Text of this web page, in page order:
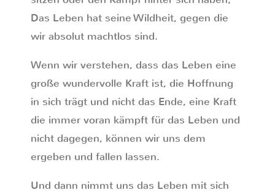
Das Leben hat seine Wildheit, gegen die
wir absolut machtlos sind.
Wenn wir verstehen, dass das Leben eine
große wundervolle Kraft ist, die Hoffnung
in sich trägt und nicht das Ende, eine Kraft
die immer voran kämpft für das Leben und
nicht dagegen, können wir uns dem
ergeben und fallen lassen.
Und dann nimmt uns das Leben mit sich